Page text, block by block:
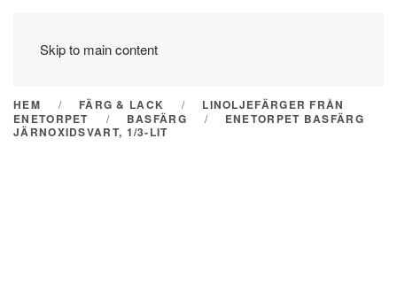
Skip to main content
HEM FÄRG & LACK
LINOLJEFÄRGER FRÅN
ENETORPET
BASFÄRG
ENETORPET BASFÄRG
JÄRNOXIDSVART, 1/3-LIT